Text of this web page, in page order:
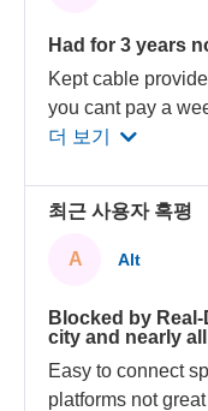
Had for 3 years
Kept cable
you cant pay a
더 보기
최근 사용자 혹평
A Alt
Blocked by
city and nearly
Easy to connect
platforms not